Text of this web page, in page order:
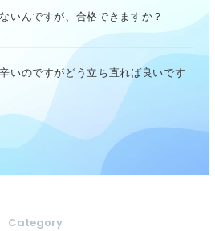
いんですが、合格できますか？
いのですがどう立ち直れば良いです
Category